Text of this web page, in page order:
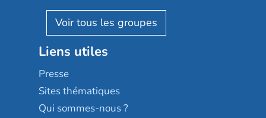
Reseda
Stella management
Les villages d'or
Sérénys
Résidences services Villa Médicis
Résidalya
Groupe aplus
AGE D'OR Services
Liens utiles
Presse
Sites thématiques
Qui sommes-nous ?